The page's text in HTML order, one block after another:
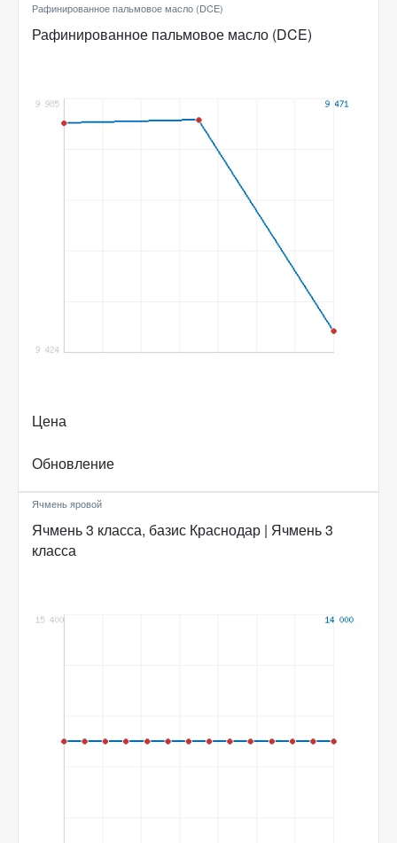
Рафинированное пальмовое масло (DCE)
Рафинированное пальмовое масло (DCE)
Цена
Обновление
Ячмень яровой
Ячмень 3 класса, базис Краснодар | Ячмень 3
класса